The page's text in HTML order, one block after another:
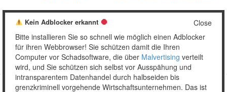
1 2 … 16 Weiter »
Close
Kein Adblocker erkannt
Bitte installieren Sie so schnell wie möglich einen Adblocker
für ihren Webbrowser! Sie schützen damit die Ihren
Computer vor Schadsoftware, die über Malvertising verteilt
wird, und Sie schützen sich selbst vor Ausspähung und
intransparentem Datenhandel durch halbseiden bis
grenzkriminell vorgehende Wirtschaftsunternehmen. Das ist